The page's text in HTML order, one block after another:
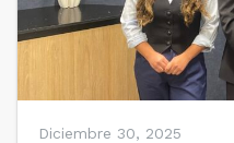
Diciembre 30, 2025